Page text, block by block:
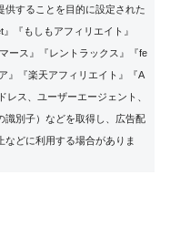
供することを目的に設定された
『もしもアフィリエイト』
ース』『レントラックス』『fe
』『楽天アフィリエイト』『A
ス、ユーザーエージェント、
識別子）などを取得し、広告配
どに利用する場合がありま